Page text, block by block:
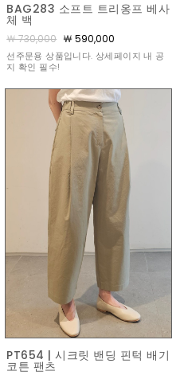
BAG283 소프트 트리옹프 베사
체 백
￦ 730,000 ￦ 590,000
선주문용 상품입니다. 상세페이지 내 공
지 확인 필수!
PT654 | 시크릿 밴딩 핀턱 배기
코튼 팬츠